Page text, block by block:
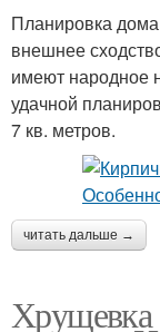
Планировка
внешнее
имеют народное
удачной
7 кв. метров.
читать дальше →
Хрущевка